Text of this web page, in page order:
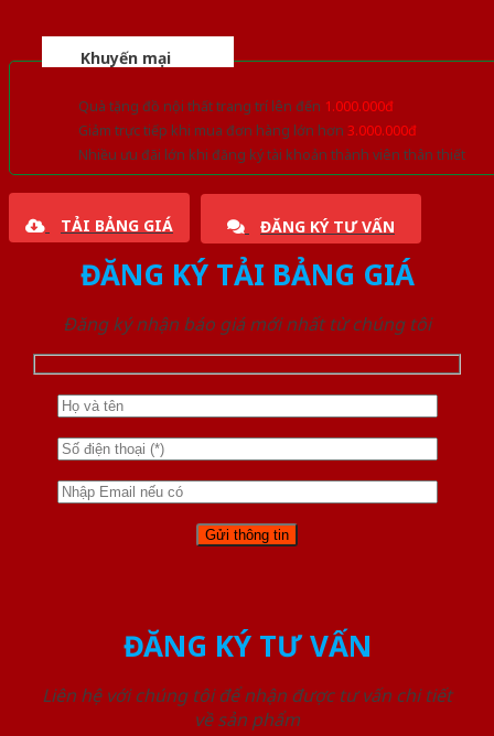
Khuyến mại
Quà tặng đồ nội thất trang trí lên đến 1.000.000đ
Giảm trực tiếp khi mua đơn hàng lớn hơn 3.000.000đ
Nhiều ưu đãi lớn khi đăng ký tài khoản thành viên thân thiết
TẢI BẢNG GIÁ ĐĂNG KÝ TƯ VẤN
ĐĂNG KÝ TẢI BẢNG GIÁ
Đăng ký nhận báo giá mới nhất từ chúng tôi
ĐĂNG KÝ TƯ VẤN
Liên hệ với chúng tôi để nhận được tư vấn chi tiết
về sản phẩm